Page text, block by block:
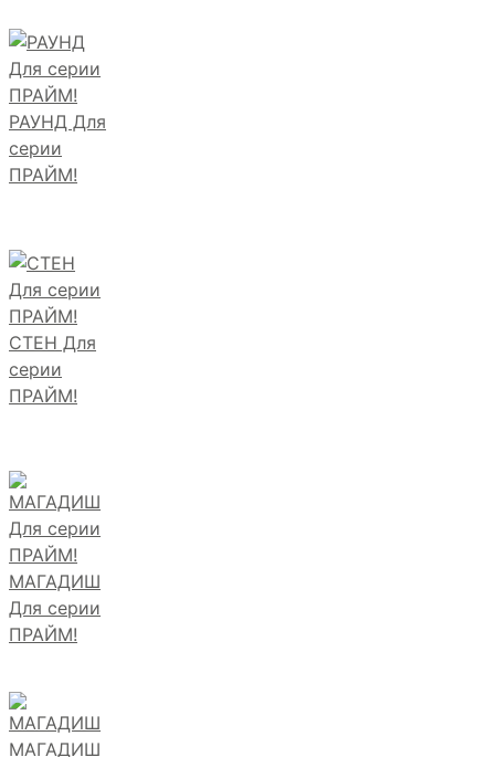
РАУНД Для
серии
ПРАЙМ!
СТЕН Для
серии
ПРАЙМ!
МАГАДИШ
Для серии
ПРАЙМ!
МАГАДИШ